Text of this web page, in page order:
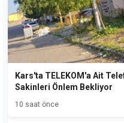
Kars'ta TELEKOM'a Ait
Sakinleri Önlem Bekliyor
10 saat önce